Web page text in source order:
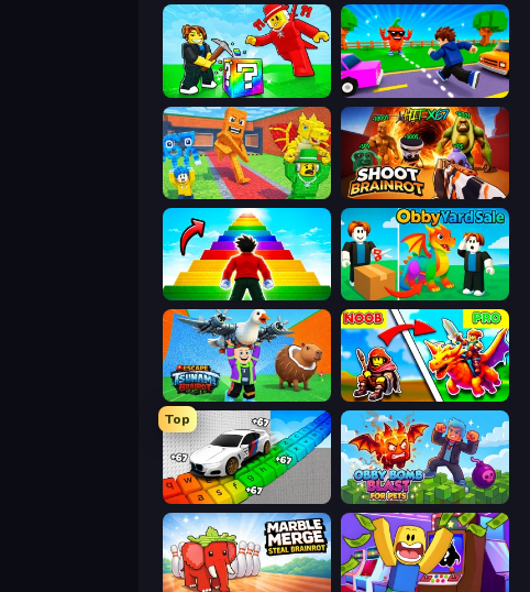
Robby: Cross the Road for Brainrot
Catch Brainrots From Bosses Shoot Brainrot
Obby Highest Jump Ever Obby Yard Sale
Escape Tsunami Brainrot Battle of Knights: Robby and Dragons
Top
Obby Bomb Blast For Pets